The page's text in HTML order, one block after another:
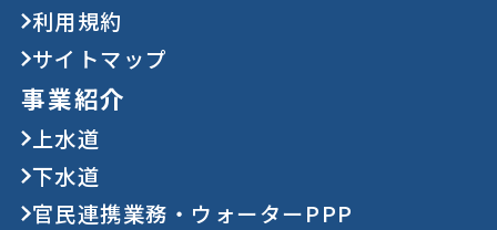
利用規約
サイトマップ
事業紹介
上水道
下水道
官民連携業務・ウォーターPPP